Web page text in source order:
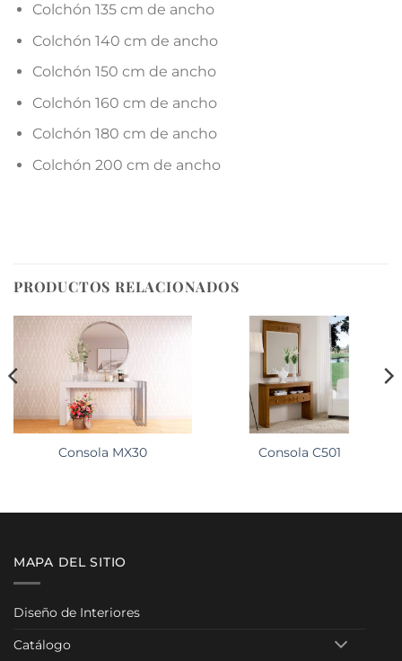
Colchón 135 cm de ancho
Colchón 140 cm de ancho
Colchón 150 cm de ancho
Colchón 160 cm de ancho
Colchón 180 cm de ancho
Colchón 200 cm de ancho
PRODUCTOS RELACIONADOS
Consola MX30 Consola C501
MAPA DEL SITIO
Diseño de Interiores
Catálogo